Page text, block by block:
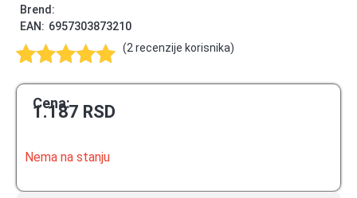
Brend:
EAN: 6957303873210
Ocenjeno
5.00od 5
na osnovu
2
(2 recenzije korisnika)
Cena:
1.187 RSD
Nema na stanju